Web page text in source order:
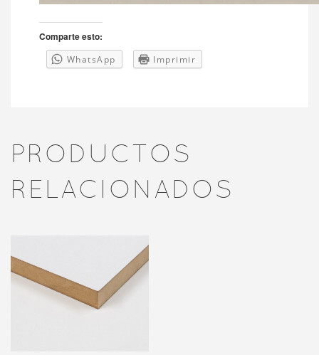
Comparte esto:
WhatsApp Imprimir
PRODUCTOS
RELACIONADOS